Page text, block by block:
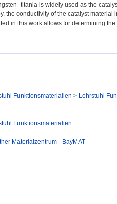
is widely used as the
the conductivity of the catalyst material
in this work allows for determining
Funktionsmaterialien > Lehrstuhl
Funktionsmaterialien
Materialzentrum - BayMAT